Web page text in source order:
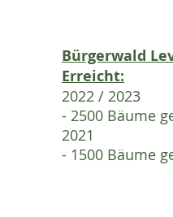
Bürgerwald
Erreicht:
2022 / 2023
- 2500 Bäume
​2021
- 1500 Bäume